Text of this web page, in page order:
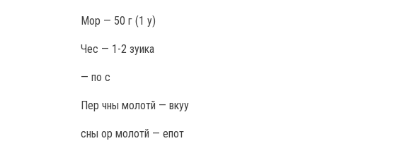
Мор — 50 г (1 у)
Чес — 1-2 зуика
— по с
Пер чны молотй — вкуу
сны ор молотй — епот